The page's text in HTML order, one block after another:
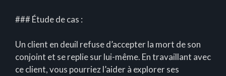
### Étude de cas :
Un client en deuil refuse d’accepter la mort de son
conjoint et se replie sur lui-même. En travaillant avec
ce client, vous pourriez l’aider à explorer ses